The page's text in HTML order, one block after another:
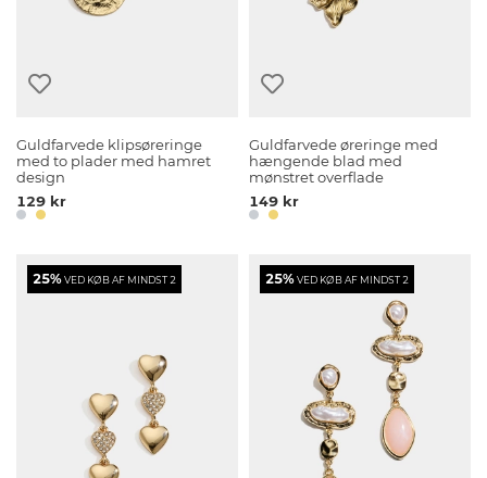
Guldfarvede klipsøreringe
med to plader med hamret
design
129 kr
Guldfarvede øreringe med
hængende blad med
mønstret overflade
149 kr
25%VED KØB AF MINDST 2 25%VED KØB AF MINDST 2